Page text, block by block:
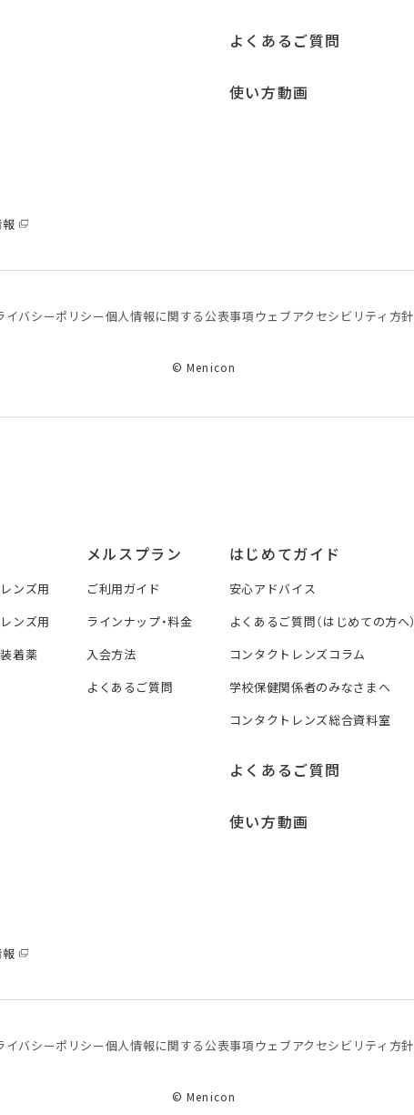
よくあるご質問
使い方動画
イバシーポリシー個⼈情報に関する公表事項 ウェブアクセシビリティ方針
© Menicon
ンズ用
ンズ用
着薬
メルスプラン
ご利用ガイド
ラインナップ・料金
入会方法
よくあるご質問
はじめてガイド
安心アドバイス
よくあるご質問（はじめての方へ）
コンタクトレンズコラム
学校保健関係者のみなさまへ
コンタクトレンズ総合資料室
よくあるご質問
使い方動画
イバシーポリシー個⼈情報に関する公表事項 ウェブアクセシビリティ方針
© Menicon